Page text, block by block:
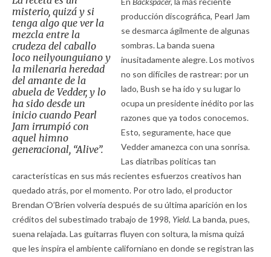
misterio, quizá y si
tenga algo que ver la
mezcla entre la
crudeza del caballo
loco neilyounguiano y
la milenaria heredad
del amante de la
abuela de Vedder, y lo
ha sido desde un
inicio cuando Pearl
Jam irrumpió con
aquel himno
generacional, “Alive”.
producción discográfica, Pearl Jam
se desmarca ágilmente de algunas
sombras. La banda suena
inusitadamente alegre. Los motivos
no son difíciles de rastrear: por un
lado, Bush se ha ido y su lugar lo
ocupa un presidente inédito por las
razones que ya todos conocemos.
Esto, seguramente, hace que
Vedder amanezca con una sonrisa.
Las diatribas políticas tan
características en sus más recientes esfuerzos creativos han
quedado atrás, por el momento. Por otro lado, el productor
Brendan O’Brien volvería después de su última aparición en los
créditos del subestimado trabajo de 1998, Yield. La banda, pues,
suena relajada. Las guitarras fluyen con soltura, la misma quizá
que les inspira el ambiente californiano en donde se registran las